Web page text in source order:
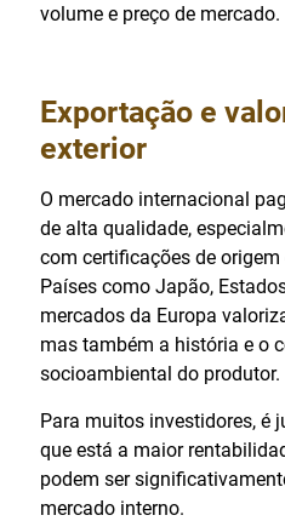
volume e preço de mercado.
Exportação e
exterior
O mercado internacional
de alta qualidade,
com certificações de
Países como Japão,
mercados da Europa
mas também a história e o
socioambiental do produtor.
Para muitos investidores, é
que está a maior
podem ser
mercado interno.